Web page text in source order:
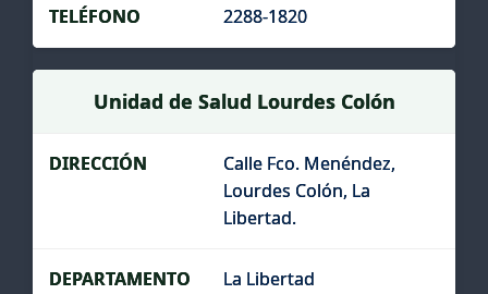
2288-1820
Unidad de Salud Lourdes Colón
Calle Fco. Menéndez,
Lourdes Colón, La
Libertad.
La Libertad